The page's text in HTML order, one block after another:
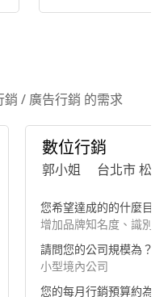
/ 廣告行銷 的需求
數位行銷
郭小姐 台北市 松
您希望達成的的什麼目標
增加品牌知名度、識別性
請問您的公司規模為？
小型境內公司
您的每月行銷預算約為？